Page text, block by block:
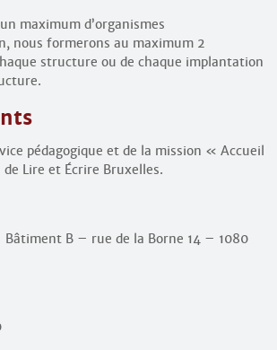
maximum d’organismes
nous formerons au maximum 2
structure ou de chaque implantation
pédagogique et de la mission « Accueil
Lire et Écrire Bruxelles.
Bâtiment B – rue de la Borne 14 – 1080